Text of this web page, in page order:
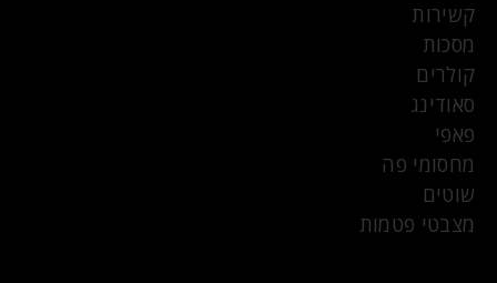
קשירות
מסכות
קולרים
סאודינג
פאפי
מחסומי פה
שוטים
מצבטי פטמות